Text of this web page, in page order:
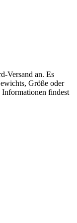
Versand an. Es
Größe oder
Informationen findest